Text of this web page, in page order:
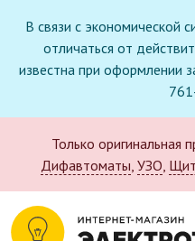
В связи с экономической
отличаться от
известна при оформлении
Только оригинальная
Дифавтоматы, УЗО,